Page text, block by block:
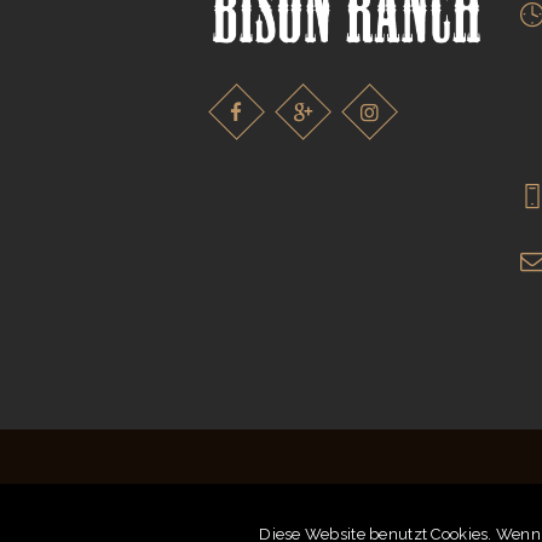
Diese Website benutzt Cookies.